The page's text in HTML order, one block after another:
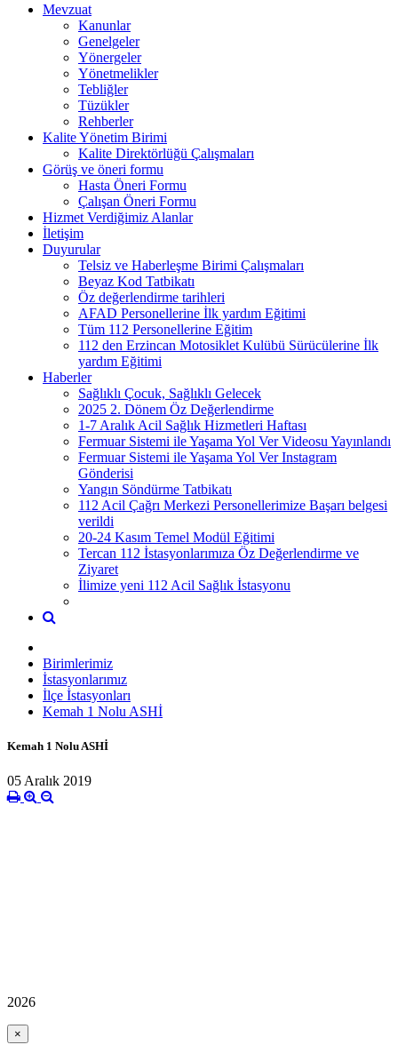
Mevzuat
Kanunlar
Genelgeler
Yönergeler
Yönetmelikler
Tebliğler
Tüzükler
Rehberler
Kalite Yönetim Birimi
Kalite Direktörlüğü Çalışmaları
Görüş ve öneri formu
Hasta Öneri Formu
Çalışan Öneri Formu
Hizmet Verdiğimiz Alanlar
İletişim
Duyurular
Telsiz ve Haberleşme Birimi Çalışmaları
Beyaz Kod Tatbikatı
Öz değerlendirme tarihleri
AFAD Personellerine İlk yardım Eğitimi
Tüm 112 Personellerine Eğitim
112 den Erzincan Motosiklet Kulübü Sürücülerine İlk
yardım Eğitimi
Haberler
Sağlıklı Çocuk, Sağlıklı Gelecek
2025 2. Dönem Öz Değerlendirme
1-7 Aralık Acil Sağlık Hizmetleri Haftası
Fermuar Sistemi ile Yaşama Yol Ver Videosu Yayınlandı
Fermuar Sistemi ile Yaşama Yol Ver Instagram
Gönderisi
Yangın Söndürme Tatbikatı
112 Acil Çağrı Merkezi Personellerimize Başarı belgesi
verildi
20-24 Kasım Temel Modül Eğitimi
Tercan 112 İstasyonlarımıza Öz Değerlendirme ve
Ziyaret
İlimize yeni 112 Acil Sağlık İstasyonu
Birimlerimiz
İstasyonlarımız
İlçe İstasyonları
Kemah 1 Nolu ASHİ
Kemah 1 Nolu ASHİ
05 Aralık 2019
2026
×